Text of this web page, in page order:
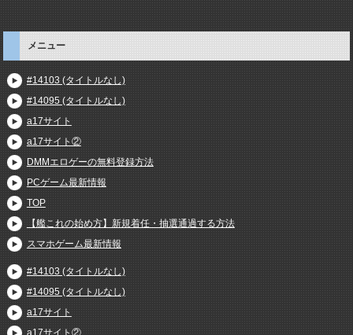
メニュー
#14103 (タイトルなし)
#14095 (タイトルなし)
a17サイト
a17サイト②
DMMエロゲーの無料登録方法
PCゲーム最新情報
TOP
【艦これの始め方】新規着任・抽選通過する方法
スマホゲーム最新情報
#14103 (タイトルなし)
#14095 (タイトルなし)
a17サイト
a17サイト②